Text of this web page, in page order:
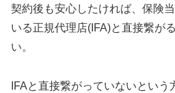
契約後も安心したければ、保険
いる正規代理店(IFA)と直接繋が
い。
IFAと直接繋がっていないとい